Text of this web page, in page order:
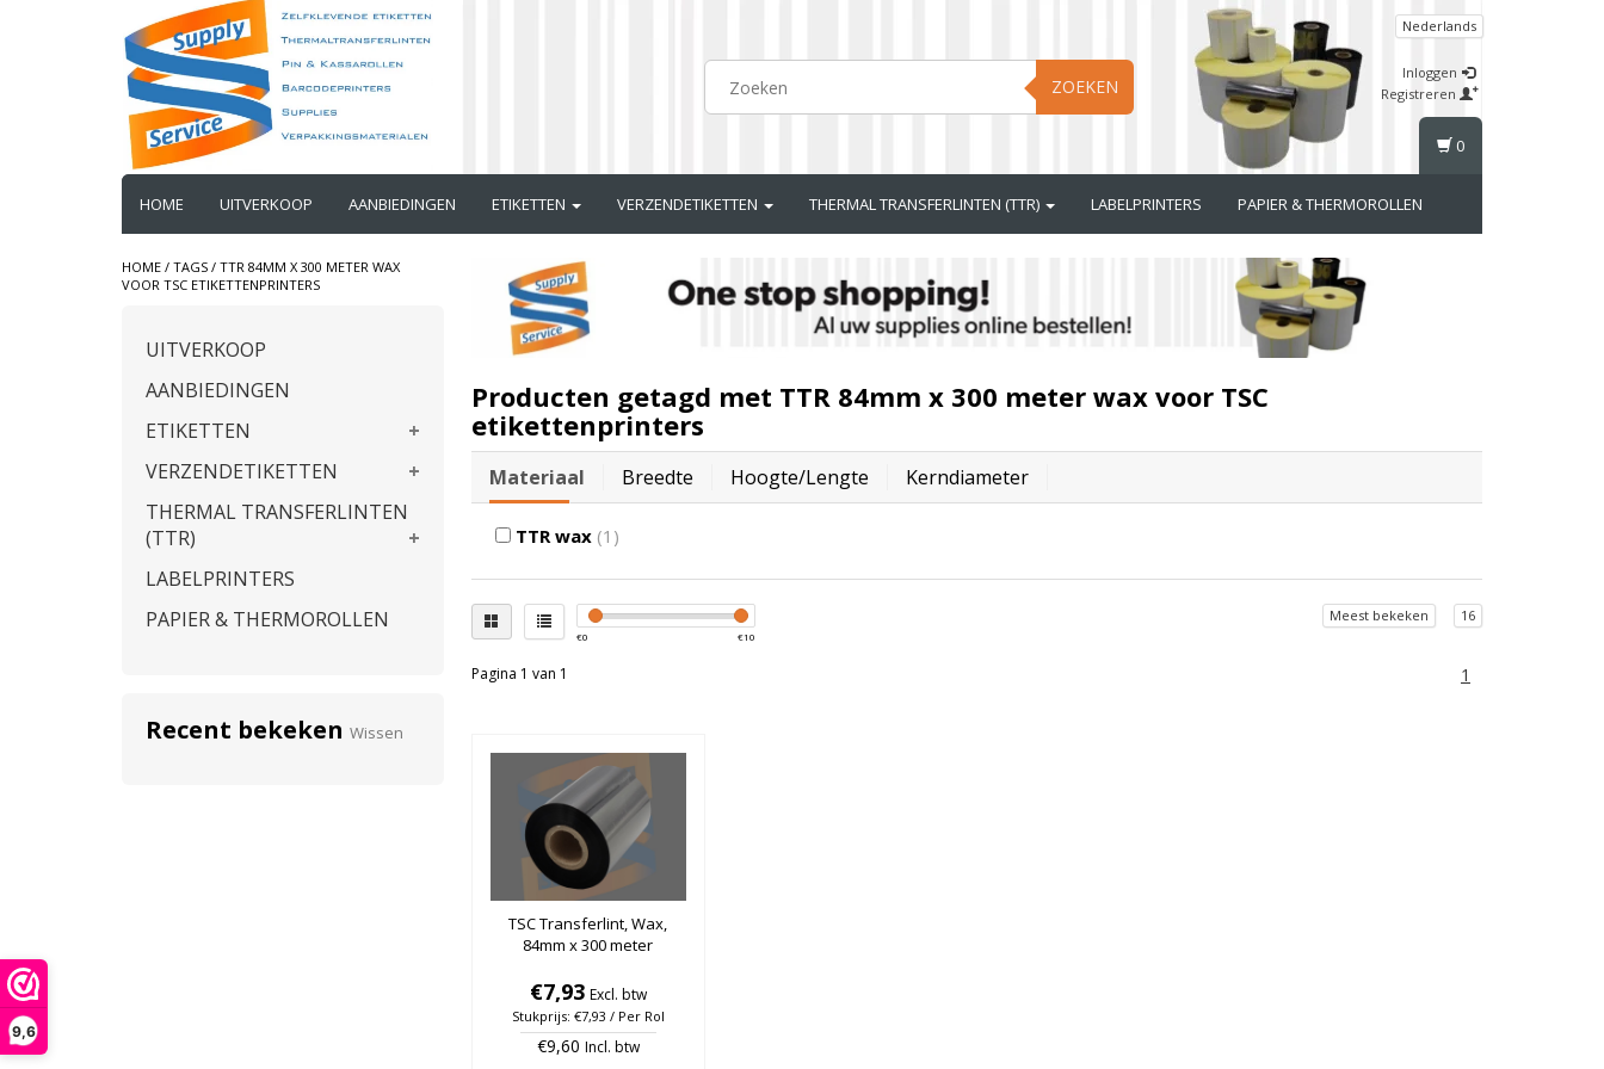
9,6
ZOEKEN
Nederlands
Inloggen
Registreren
HOME UITVERKOOP AANBIEDINGEN ETIKETTEN VERZENDETIKETTEN THERMAL TRANSFERLINTEN (TTR) LABELPRINTERS PAPIER & THERMOROLLEN
0
HOME / TAGS / TTR 84MM X 300 METER WAX
VOOR TSC ETIKETTENPRINTERS
UITVERKOOP
AANBIEDINGEN
ETIKETTEN
VERZENDETIKETTEN
THERMAL TRANSFERLINTEN
(TTR)
LABELPRINTERS
PAPIER & THERMOROLLEN
Recent bekeken Wissen
Producten getagd met TTR 84mm x 300 meter wax voor TSC
etikettenprinters
Materiaal Breedte Hoogte/lengte Kerndiameter
TTR wax (1)
€0 €10
Meest bekeken 16
Pagina 1 van 1 1
TSC Transferlint, Wax,
84mm x 300 meter
€7,93 Excl. btw
Stukprijs: €7,93 / Per Rol
€9,60 Incl. btw